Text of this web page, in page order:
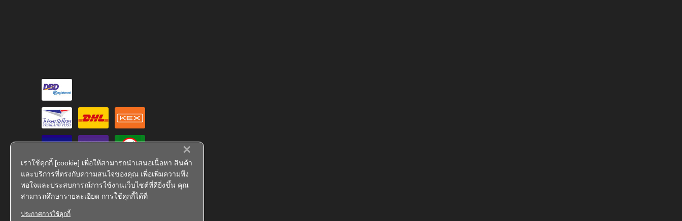
×
เราใช้คุกกี้ [cookie] เพื่อให้สามารถนำเสนอเนื้อหา สินค้า
และบริการที่ตรงกับความสนใจของคุณ เพื่อเพิ่มความพึง
พอใจและประสบการณ์การใช้งานเว็บไซต์ที่ดียิ่งขึ้น คุณ
สามารถศึกษารายละเอียด การใช้คุกกี้ได้ที่
ประกาศการใช้คุกกี้